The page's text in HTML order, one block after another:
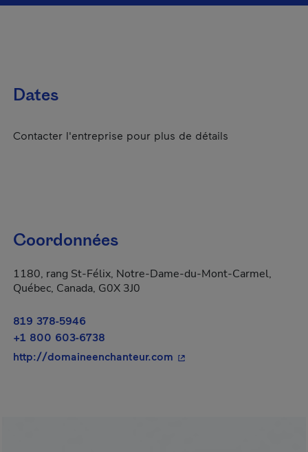
Dates
Contacter l'entreprise pour plus de détails
Coordonnées
1180, rang St-Félix, Notre-Dame-du-Mont-Carmel,
Québec, Canada, G0X 3J0
819 378-5946
+1 800 603-6738
http://domaineenchanteur.com - Cet hyperlien s'ouvrira